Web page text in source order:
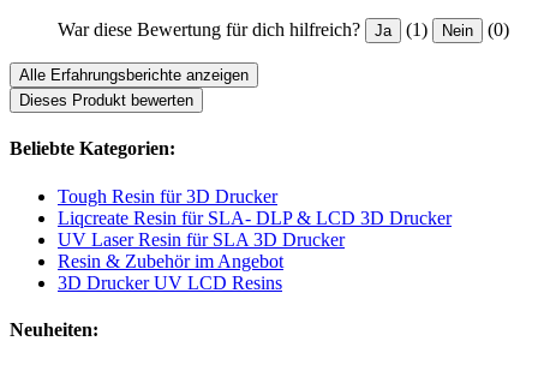
War diese Bewertung für dich hilfreich? Ja (1) Nein (0)
Alle Erfahrungsberichte anzeigen
Dieses Produkt bewerten
Beliebte Kategorien:
Tough Resin für 3D Drucker
Liqcreate Resin für SLA- DLP & LCD 3D Drucker
UV Laser Resin für SLA 3D Drucker
Resin & Zubehör im Angebot
3D Drucker UV LCD Resins
Neuheiten: